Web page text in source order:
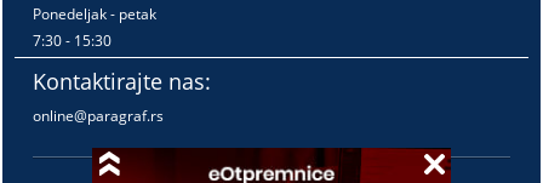
Ponedeljak - petak
7:30 - 15:30
Kontaktirajte nas:
online@paragraf.rs